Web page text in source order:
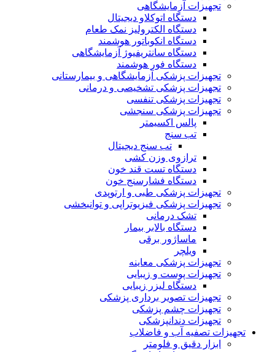
تجهیزات آزمایشگاهی
دستگاه اتوکلاو دیجیتال
دستگاه الکترولیز نمک طعام
دستگاه انکوباتور هوشمند
دستگاه سانتریفیوژ آزمایشگاهی
دستگاه فور هوشمند
تجهیزات پزشکی آزمایشگاهی و بیمارستانی
تجهیزات پزشکی تشخیصی و درمانی
تجهیزات پزشکی تنفسی
تجهیزات پزشکی سنجشی
پالس اکسیمتر
تب سنج
تب سنج دیجیتال
ترازوی وزن کشی
دستگاه تست قند خون
دستگاه فشارسنج خون
تجهیزات پزشکی طبی و ارتوپدی
تجهیزات پزشکی فیزیوتراپی و توانبخشی
تشک درمانی
دستگاه بالابر بیمار
ماساژور برقی
ویلچر
تجهیزات پزشکی معاینه
تجهیزات پوست و زیبایی
دستگاه لیزر زیبایی
تجهیزات تصویر برداری پزشکی
تجهیزات چشم پزشکی
تجهیزات دندانپزشکی
تجهیزات تصفیه آب و فاضلاب
ابزار دقیق و فلومتر